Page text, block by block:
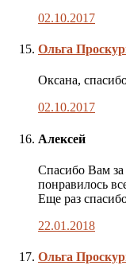
02.10.2017
Комментарий
публикации
Ольга
Оксана,
02.10.2017
Алексей
Спасибо Вам
понравилось
Еще раз
22.01.2018
Комментарий
Ольга